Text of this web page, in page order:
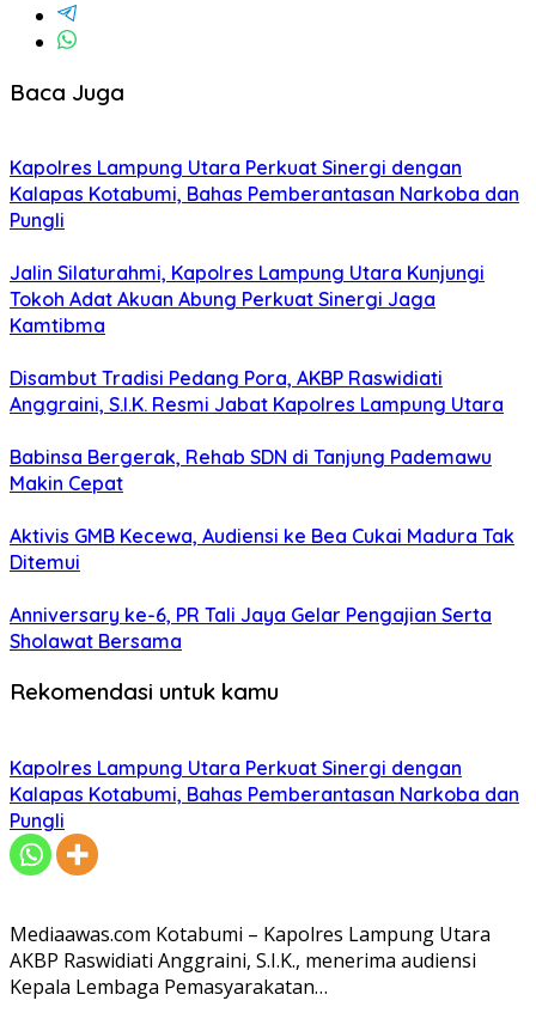
Baca Juga
Kapolres Lampung Utara Perkuat Sinergi dengan
Kalapas Kotabumi, Bahas Pemberantasan Narkoba dan
Pungli
Jalin Silaturahmi, Kapolres Lampung Utara Kunjungi
Tokoh Adat Akuan Abung Perkuat Sinergi Jaga
Kamtibma
Disambut Tradisi Pedang Pora, AKBP Raswidiati
Anggraini, S.I.K. Resmi Jabat Kapolres Lampung Utara
Babinsa Bergerak, Rehab SDN di Tanjung Pademawu
Makin Cepat
Aktivis GMB Kecewa, Audiensi ke Bea Cukai Madura Tak
Ditemui
Anniversary ke-6, PR Tali Jaya Gelar Pengajian Serta
Sholawat Bersama
Rekomendasi untuk kamu
Kapolres Lampung Utara Perkuat Sinergi dengan
Kalapas Kotabumi, Bahas Pemberantasan Narkoba dan
Pungli
Mediaawas.com Kotabumi – Kapolres Lampung Utara
AKBP Raswidiati Anggraini, S.I.K., menerima audiensi
Kepala Lembaga Pemasyarakatan…